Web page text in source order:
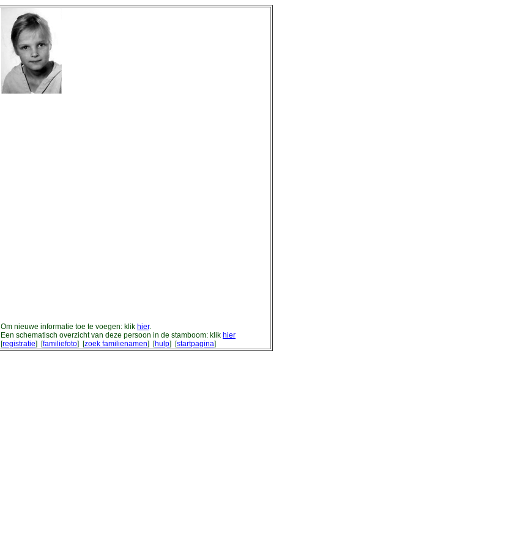
Om nieuwe informatie toe te voegen: klik hier.
Een schematisch overzicht van deze persoon in de stamboom: klik hier
[registratie] [familiefoto] [zoek familienamen] [hulp] [startpagina]